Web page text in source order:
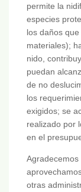
permite la
especies
los daños
materiales);
nido,
puedan
de no
los
exigidos; se
realizado por
en el
otras